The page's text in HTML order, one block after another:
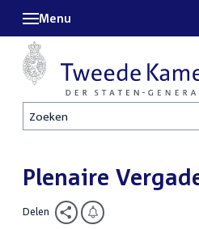
Zoeken
Menu
Plenaire
Delen